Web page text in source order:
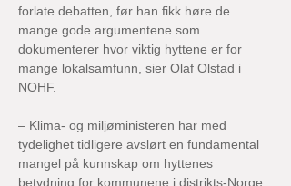
forlate debatten, før han fikk høre de
mange gode argumentene som
dokumenterer hvor viktig hyttene er for
mange lokalsamfunn, sier Olaf Olstad i
NOHF.
– Klima- og miljøministeren har med
tydelighet tidligere avslørt en fundamental
mangel på kunnskap om hyttenes
betydning for kommunene i distrikts-Norge.